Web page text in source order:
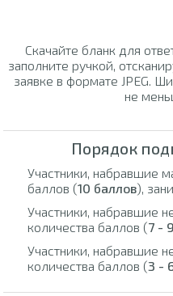
Скачайте бланк для
заполните ручкой,
заявке в формате JPEG.
не
Порядок
Участники, набравшие
баллов (10 баллов),
Участники, набравшие
количества баллов (7 -
Участники, набравшие
количества баллов (3 -